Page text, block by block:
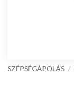
SZÉPSÉGÁPOLÁS /